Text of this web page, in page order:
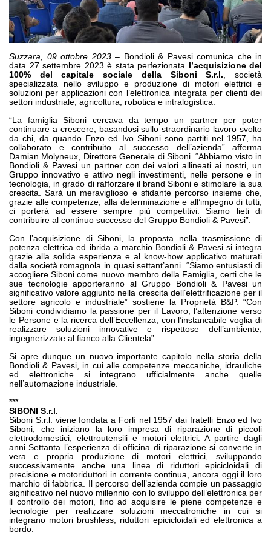
Bombas e motores de pistões axiais
Motori elettrici brushless - Serie MS
Motores de pistões radiais
Motores Orbitais produzidos para a Bondioli & Pavesi
Sistemas de acoplamento
Controlo
Blocos Hidráulicos Integrados
Válvulas de controle direcional
Válvulas de cartucho
Válvulas em linha
Servocomandos
Componentes eletrónicos para Sistemas de controlo
Permuta térmica
Sistemas Fan Drive
Permutadores de calor
Suzzara, 09 ottobre 2023– Bondioli & Pavesi comunica che in
data 27 settembre 2023 è stata perfezionata l’acquisizione del
100% del capitale sociale della Siboni S.r.l., società
specializzata nello sviluppo e produzione di motori elettrici e
soluzioni per applicazioni con l’elettronica integrata per clienti dei
settori industriale, agricoltura, robotica e intralogistica.
“La famiglia Siboni cercava da tempo un partner per poter
continuare a crescere, basandosi sullo straordinario lavoro svolto
da chi, da quando Enzo ed Ivo Siboni sono partiti nel 1957, ha
collaborato e contribuito al successo dell’azienda” afferma
Damian Molyneux, Direttore Generale di Siboni. “Abbiamo visto in
Bondioli & Pavesi un partner con dei valori allineati ai nostri, un
Gruppo innovativo e attivo negli investimenti, nelle persone e in
tecnologia, in grado di rafforzare il brand Siboni e stimolare la sua
crescita. Sarà un meraviglioso e sfidante percorso insieme che,
grazie alle competenze, alla determinazione e all’impegno di tutti,
ci porterà ad essere sempre più competitivi. Siamo lieti di
contribuire al continuo successo del Gruppo Bondioli & Pavesi”.
Con l’acquisizione di Siboni, la proposta nella trasmissione di
potenza elettrica ed ibrida a marchio Bondioli & Pavesi si integra
grazie alla solida esperienza e al know-how applicativo maturati
dalla società romagnola in quasi settant’anni. “Siamo entusiasti di
accogliere Siboni come nuovo membro della Famiglia, certi che le
sue tecnologie apporteranno al Gruppo Bondioli & Pavesi un
significativo valore aggiunto nella crescita dell’elettrificazione per il
settore agricolo e industriale” sostiene la Proprietà B&P. “Con
Siboni condividiamo la passione per il Lavoro, l’attenzione verso
le Persone e la ricerca dell’Eccellenza, con l’instancabile voglia di
realizzare soluzioni innovative e rispettose dell’ambiente,
ingegnerizzate al fianco alla Clientela”.
Si apre dunque un nuovo importante capitolo nella storia della
Bondioli & Pavesi, in cui alle competenze meccaniche, idrauliche
ed elettroniche si integrano ufficialmente anche quelle
nell’automazione industriale.
***
SIBONI S.r.l.
Siboni S.r.l. viene fondata a Forlì nel 1957 dai fratelli Enzo ed Ivo
Siboni, che iniziano la loro impresa di riparazione di piccoli
elettrodomestici, elettroutensili e motori elettrici. A partire dagli
anni Settanta l’esperienza di officina di riparazione si converte in
vera e propria produzione di motori elettrici, sviluppando
successivamente anche una linea di riduttori epicicloidali di
precisione e motoriduttori in corrente continua, ancora oggi il loro
marchio di fabbrica. Il percorso dell’azienda compie un passaggio
significativo nel nuovo millennio con lo sviluppo dell’elettronica per
il controllo dei motori, fino ad acquisire le piene competenze e
tecnologie per realizzare soluzioni meccatroniche in cui si
integrano motori brushless, riduttori epicicloidali ed elettronica a
bordo.